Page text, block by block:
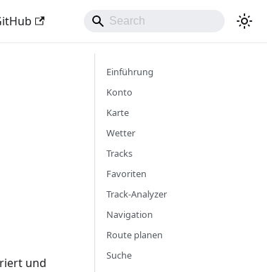
und
Einführung
Konto
Karte
Wetter
Tracks
Favoriten
Track-Analyzer
Navigation
Route planen
Suche